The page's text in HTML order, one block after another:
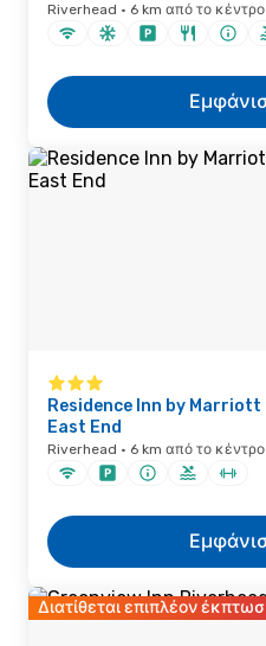
Riverhead · 6 km από το
Residence Inn by Marriott
East End
Riverhead · 6 km από το
Διατίθεται επιπλέον